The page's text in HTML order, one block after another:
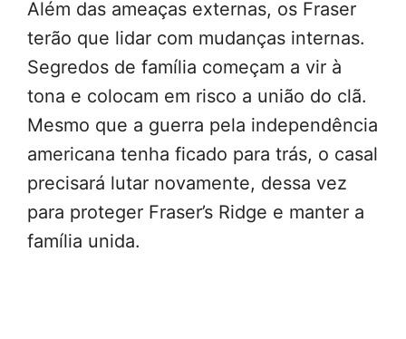
Além das ameaças externas, os Fraser
terão que lidar com mudanças internas.
Segredos de família começam a vir à
tona e colocam em risco a união do clã.
Mesmo que a guerra pela independência
americana tenha ficado para trás, o casal
precisará lutar novamente, dessa vez
para proteger Fraser’s Ridge e manter a
família unida.